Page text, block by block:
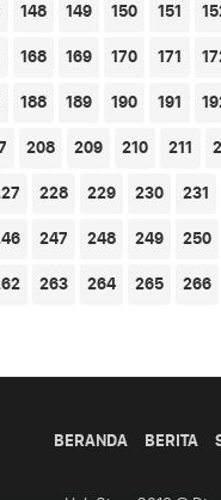
148 149 150 151
168 169 170 171
188 189 190 191
208 209 210 211
228 229 230 231
247 248 249 250
263 264 265 266
BERANDA BERITA